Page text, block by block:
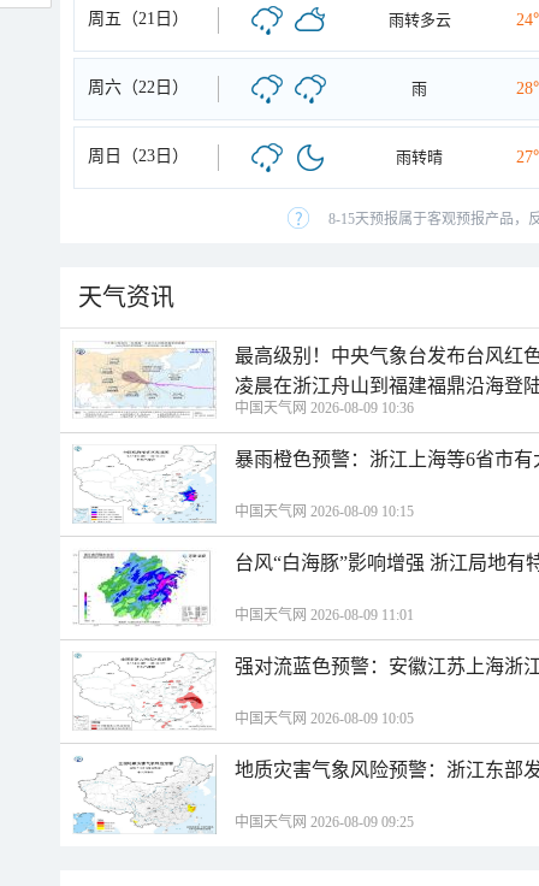
周五（21日） 雨转多云
周六（22日） 雨
周日（23日） 雨转晴
8-15天预报属于客观预报产品，
天气资讯
最高级别！中央气象台发布台风红
凌晨在浙江舟山到福建福鼎沿海登
中国天气网 2026-08-09 10:36
暴雨橙色预警：浙江上海等6省市
中国天气网 2026-08-09 10:15
台风“白海豚”影响增强 浙江局地有
中国天气网 2026-08-09 11:01
强对流蓝色预警：安徽江苏上海浙
中国天气网 2026-08-09 10:05
地质灾害气象风险预警：浙江东部
中国天气网 2026-08-09 09:25